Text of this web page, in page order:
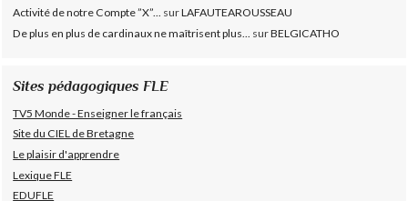
Activité de notre Compte ”X”... surLAFAUTEAROUSSEAU
De plus en plus de cardinaux ne maîtrisent plus... surBELGICATHO
Sites pédagogiques FLE
TV5 Monde - Enseigner le français
Site du CIEL de Bretagne
Le plaisir d'apprendre
Lexique FLE
EDUFLE